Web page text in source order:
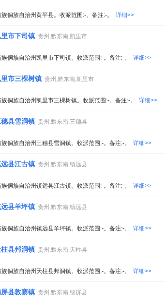
族侗族自治州黄平县。收派范围:-。备注:-。 详细>>
市下司镇 贵州,黔东南,凯里市
族侗族自治州凯里市下司镇。收派范围:-。备注:-。 详细>>
市三棵树镇 贵州,黔东南,凯里市
族侗族自治州凯里市三棵树镇。收派范围:-。备注:-。 详细>>
县雪洞镇 贵州,黔东南,三穗县
族侗族自治州三穗县雪洞镇。收派范围:-。备注:-。 详细>>
县江古镇 贵州,黔东南,镇远县
族侗族自治州镇远县江古镇。收派范围:-。备注:-。 详细>>
县羊坪镇 贵州,黔东南,镇远县
族侗族自治州镇远县羊坪镇。收派范围:-。备注:-。 详细>>
县邦洞镇 贵州,黔东南,天柱县
族侗族自治州天柱县邦洞镇。收派范围:-。备注:-。 详细>>
县敦寨镇 贵州,黔东南,锦屏县